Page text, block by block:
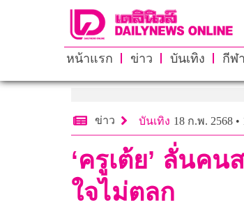
หน้าแรก ข่าว บันเทิง กีฬา
ข่าว บันเทิง 18 ก.พ. 2568 •
‘ครูเต้ย’ ลั่นค
ใจไม่ตลก